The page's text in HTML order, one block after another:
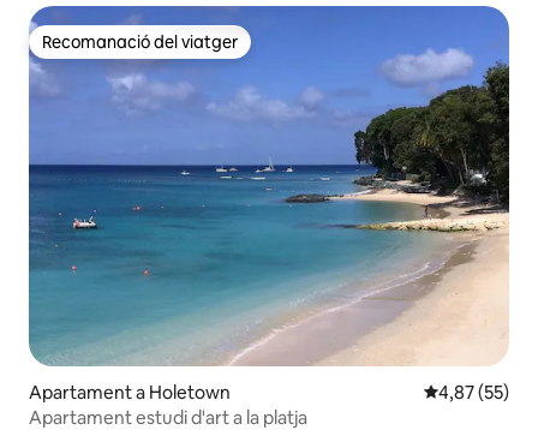
Recomanació del viatger
Recomanació del viatger
Apartament a Holetown 4,87 de
4,87 (55)
Apartament estudi d'art a la platja